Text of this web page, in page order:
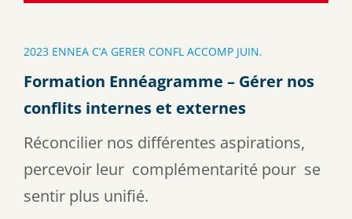
2023 ENNEA C’A GERER CONFL ACCOMP JUIN.
Formation Ennéagramme – Gérer nos
conflits internes et externes
Réconcilier nos différentes aspirations,
percevoir leur complémentarité pour se
sentir plus unifié.